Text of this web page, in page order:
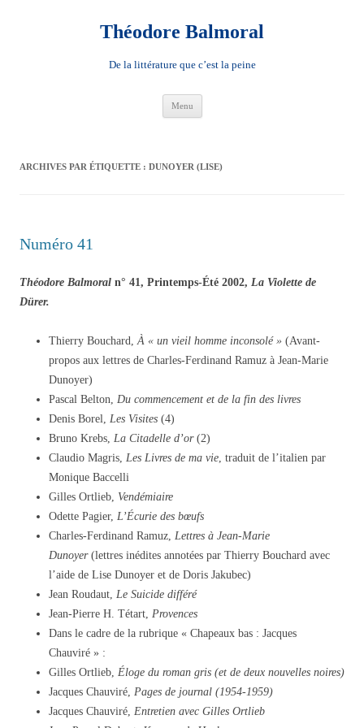
Théodore Balmoral
De la littérature que c’est la peine
Menu
ARCHIVES PAR ÉTIQUETTE : DUNOYER (LISE)
Numéro 41
Théodore Balmoral n° 41, Printemps-Été 2002, La Violette de
Dürer.
Thierry Bouchard,À « un vieil homme inconsolé » (Avant-
propos aux lettres de Charles-Ferdinand Ramuz à Jean-Marie
Dunoyer)
Pascal Belton, Du commencement et de la fin des livres
Denis Borel, Les Visites (4)
Bruno Krebs, La Citadelle d’or(2)
Claudio Magris, Les Livres de ma vie, traduit de l’italien par
Monique Baccelli
Gilles Ortlieb, Vendémiaire
Odette Pagier, L’Écurie des bœufs
Charles-Ferdinand Ramuz, Lettres à Jean-Marie
Dunoyer(lettres inédites annotées par Thierry Bouchard avec
l’aide de Lise Dunoyer et de Doris Jakubec)
Jean Roudaut, Le Suicide différé
Jean-Pierre H. Tétart, Provences
Dans le cadre de la rubrique « Chapeaux bas : Jacques
Chauviré » :
Gilles Ortlieb, Éloge du roman gris (et de deux nouvelles noires)
Jacques Chauviré, Pages de journal (1954-1959)
Jacques Chauviré, Entretien avec Gilles Ortlieb